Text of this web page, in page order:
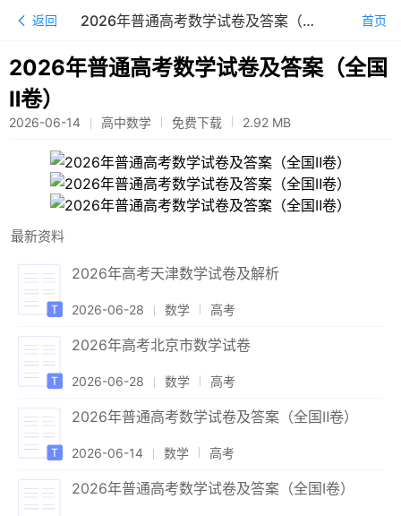
返回 2026年普通高考数学试卷及答案（全国Ⅱ卷） 首页
2026年普通高考数学试卷及答案（全国
Ⅱ卷）
2026-06-14 高中数学 免费下载 2.92 MB
最新资料
2026年高考天津数学试卷及解析
2026-06-28 数学 高考
2026年高考北京市数学试卷
2026-06-28 数学 高考
2026年普通高考数学试卷及答案（全国Ⅱ卷）
2026-06-14 数学 高考
2026年普通高考数学试卷及答案（全国Ⅰ卷）